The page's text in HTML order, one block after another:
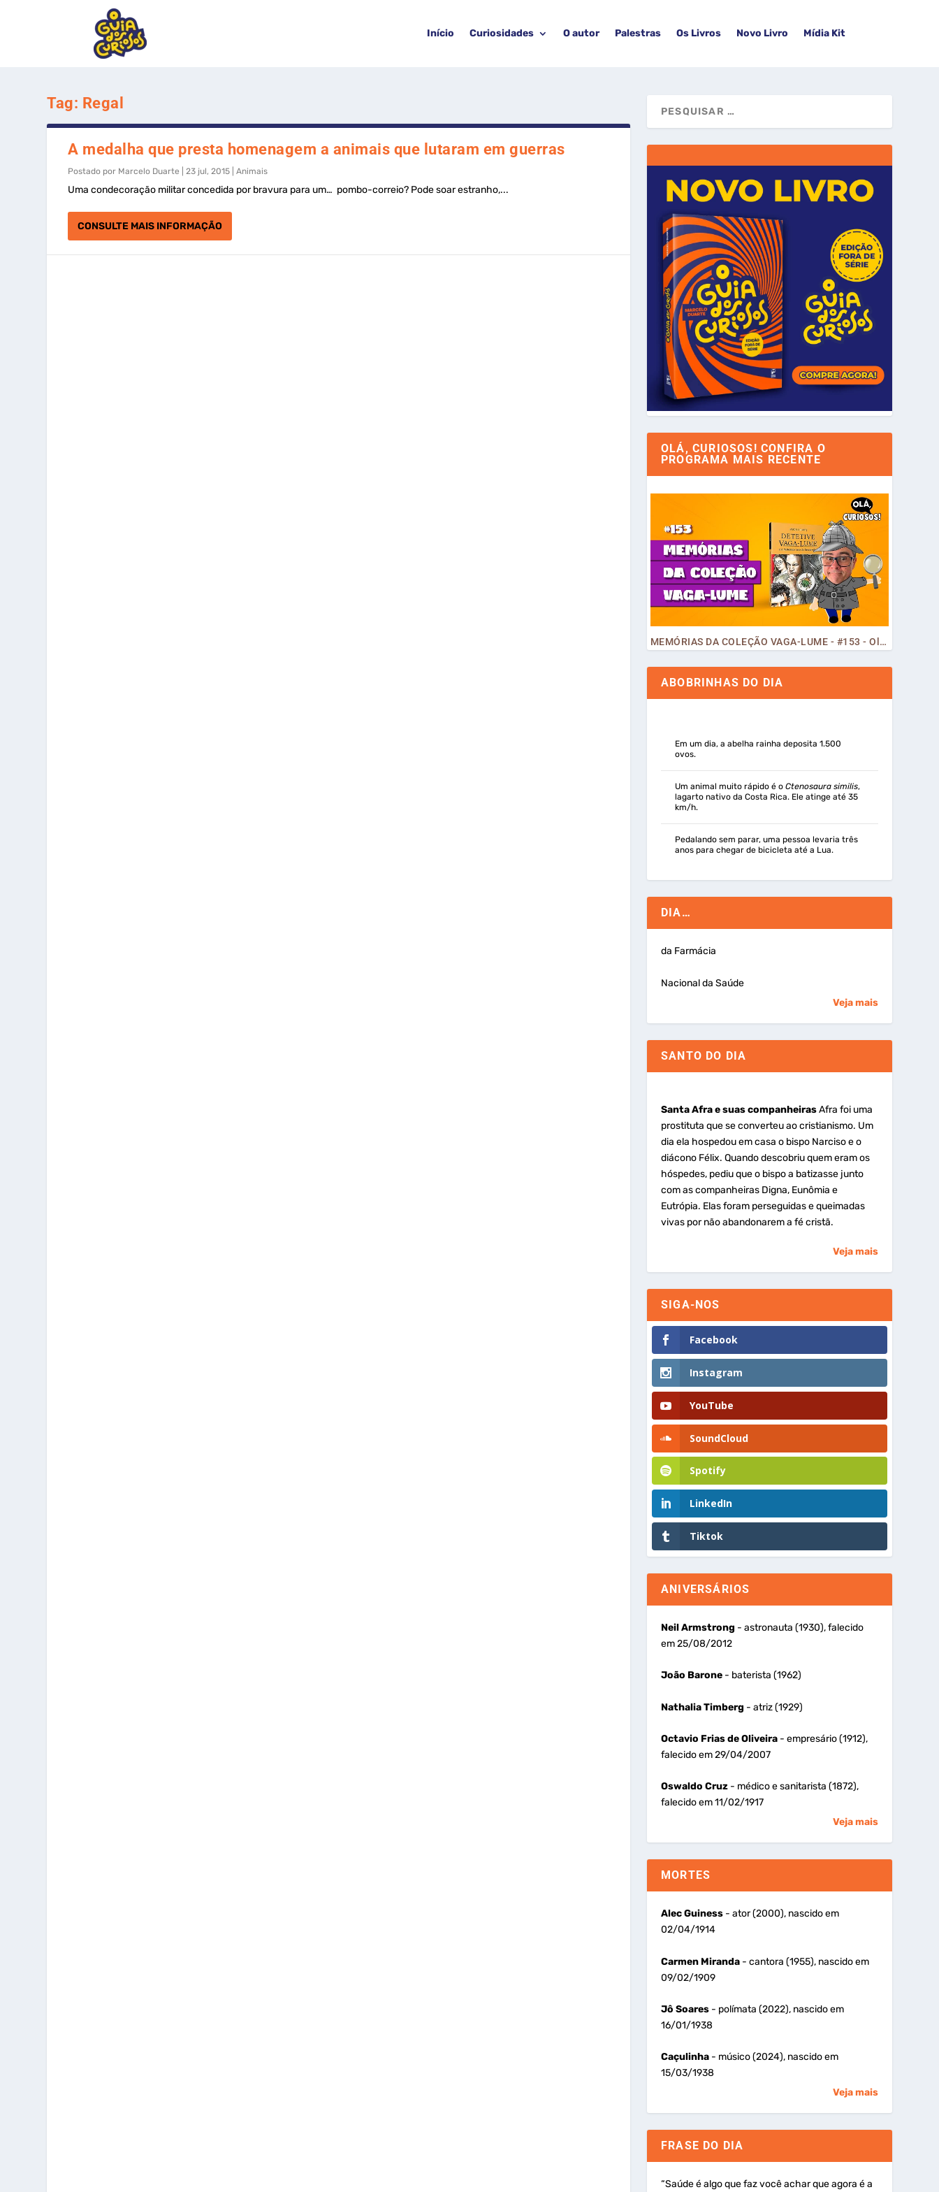
Início Curiosidades O autor Palestras Os Livros Novo Livro Mídia Kit
Tag: Regal
A medalha que presta homenagem a animais que lutaram em guerras
Postado por Marcelo Duarte |23 jul, 2015 |Animais
Uma condecoração militar concedida por bravura para um… pombo-correio? Pode soar estranho,...
CONSULTE MAIS INFORMAÇÃO
OLÁ, CURIOSOS! CONFIRA O
PROGRAMA MAIS RECENTE
MEMÓRIAS DA COLEÇÃO VAGA-LUME - #153 - Olá, Curiosos! 2023
ABOBRINHAS DO DIA
Em um dia, a abelha rainha deposita 1.500
ovos.
Um animal muito rápido é o Ctenosaura similis,
lagarto nativo da Costa Rica. Ele atinge até 35
km/h.
Pedalando sem parar, uma pessoa levaria três
anos para chegar de bicicleta até a Lua.
DIA…
da Farmácia
Nacional da Saúde
Veja mais
SANTO DO DIA
Santa Afra e suas companheirasAfra foi uma
prostituta que se converteu ao cristianismo. Um
dia ela hospedou em casa o bispo Narciso e o
diácono Félix. Quando descobriu quem eram os
hóspedes, pediu que o bispo a batizasse junto
com as companheiras Digna, Eunômia e
Eutrópia. Elas foram perseguidas e queimadas
vivas por não abandonarem a fé cristã.
Veja mais
SIGA-NOS
Facebook
Instagram
YouTube
SoundCloud
Spotify
LinkedIn
Tiktok
ANIVERSÁRIOS
Neil Armstrong - astronauta (1930), falecido
em 25/08/2012
João Barone- baterista (1962)
Nathalia Timberg - atriz (1929)
Octavio Frias de Oliveira- empresário (1912),
falecido em 29/04/2007
Oswaldo Cruz- médico e sanitarista (1872),
falecido em 11/02/1917
Veja mais
MORTES
Alec Guiness- ator (2000), nascido em
02/04/1914
Carmen Miranda- cantora (1955), nascido em
09/02/1909
Jô Soares- polímata (2022), nascido em
16/01/1938
Caçulinha- músico (2024), nascido em
15/03/1938
Veja mais
FRASE DO DIA
“Saúde é algo que faz você achar que agora é a